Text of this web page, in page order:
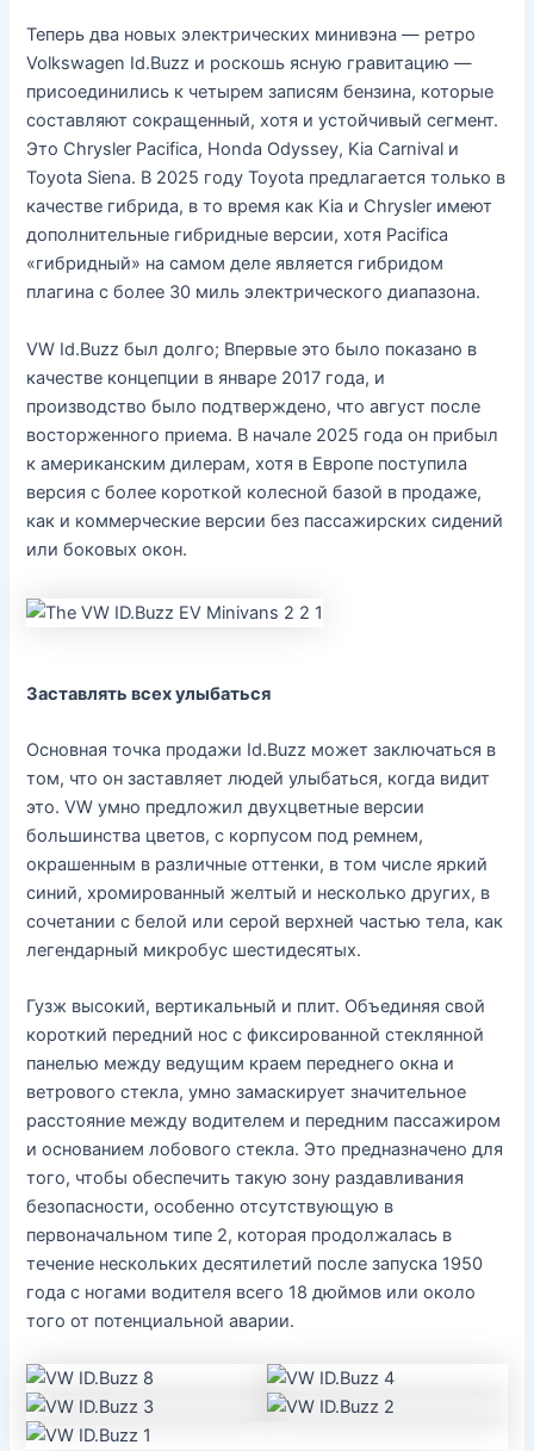
Теперь два новых электрических минивэна — ретро
Volkswagen Id.Buzz и роскошь ясную гравитацию —
присоединились к четырем записям бензина, которые
составляют сокращенный, хотя и устойчивый сегмент.
Это Chrysler Pacifica, Honda Odyssey, Kia Carnival и
Toyota Siena. В 2025 году Toyota предлагается только в
качестве гибрида, в то время как Kia и Chrysler имеют
дополнительные гибридные версии, хотя Pacifica
«гибридный» на самом деле является гибридом
плагина с более 30 миль электрического диапазона.
VW Id.Buzz был долго; Впервые это было показано в
качестве концепции в январе 2017 года, и
производство было подтверждено, что август после
восторженного приема. В начале 2025 года он прибыл
к американским дилерам, хотя в Европе поступила
версия с более короткой колесной базой в продаже,
как и коммерческие версии без пассажирских сидений
или боковых окон.
Заставлять всех улыбаться
Основная точка продажи Id.Buzz может заключаться в
том, что он заставляет людей улыбаться, когда видит
это. VW умно предложил двухцветные версии
большинства цветов, с корпусом под ремнем,
окрашенным в различные оттенки, в том числе яркий
синий, хромированный желтый и несколько других, в
сочетании с белой или серой верхней частью тела, как
легендарный микробус шестидесятых.
Гузж высокий, вертикальный и плит. Объединяя свой
короткий передний нос с фиксированной стеклянной
панелью между ведущим краем переднего окна и
ветрового стекла, умно замаскирует значительное
расстояние между водителем и передним пассажиром
и основанием лобового стекла. Это предназначено для
того, чтобы обеспечить такую ​​зону раздавливания
безопасности, особенно отсутствующую в
первоначальном типе 2, которая продолжалась в
течение нескольких десятилетий после запуска 1950
года с ногами водителя всего 18 дюймов или около
того от потенциальной аварии.